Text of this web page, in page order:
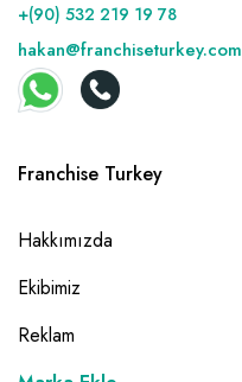
+(90) 532 219 19 78
hakan@franchiseturkey.com
Franchise Turkey
Hakkımızda
Ekibimiz
Reklam